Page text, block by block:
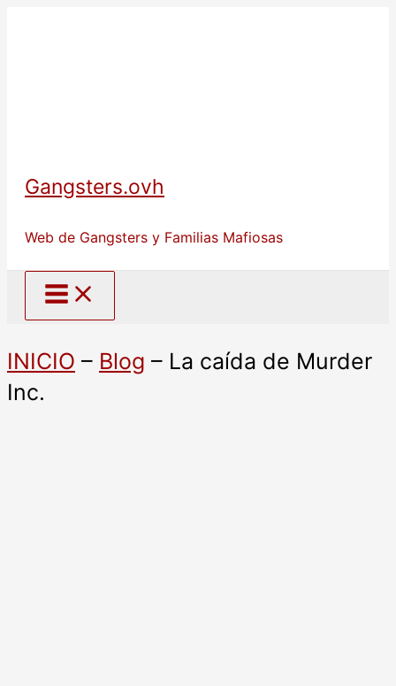
Gangsters.ovh
Web de Gangsters y Familias Mafiosas
INICIO – Blog – La caída de Murder
Inc.